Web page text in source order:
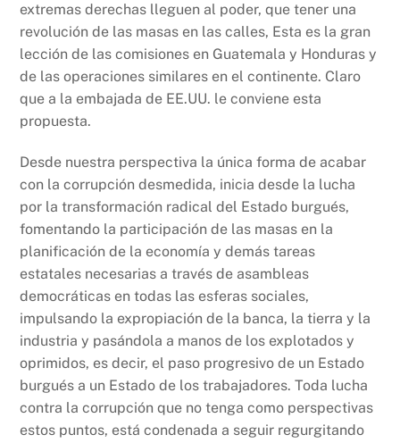
extremas derechas lleguen al poder, que tener una
revolución de las masas en las calles, Esta es la gran
lección de las comisiones en Guatemala y Honduras y
de las operaciones similares en el continente. Claro
que a la embajada de EE.UU. le conviene esta
propuesta.
Desde nuestra perspectiva la única forma de acabar
con la corrupción desmedida, inicia desde la lucha
por la transformación radical del Estado burgués,
fomentando la participación de las masas en la
planificación de la economía y demás tareas
estatales necesarias a través de asambleas
democráticas en todas las esferas sociales,
impulsando la expropiación de la banca, la tierra y la
industria y pasándola a manos de los explotados y
oprimidos, es decir, el paso progresivo de un Estado
burgués a un Estado de los trabajadores. Toda lucha
contra la corrupción que no tenga como perspectivas
estos puntos, está condenada a seguir regurgitando